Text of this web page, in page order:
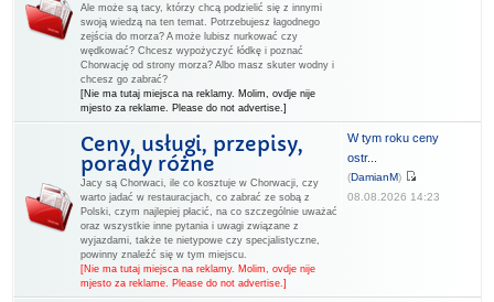
Ale może są tacy, którzy chcą podzielić się z innymi
swoją wiedzą na ten temat. Potrzebujesz łagodnego
zejścia do morza? A może lubisz nurkować czy
wędkować? Chcesz wypożyczyć łódkę i poznać
Chorwację od strony morza? Albo masz skuter wodny i
chcesz go zabrać?
[Nie ma tutaj miejsca na reklamy. Molim, ovdje nije
mjesto za reklame. Please do not advertise.]
Ceny, usługi, przepisy,
porady różne
Jacy są Chorwaci, ile co kosztuje w Chorwacji, czy
warto jadać w restauracjach, co zabrać ze sobą z
Polski, czym najlepiej płacić, na co szczególnie uważać
oraz wszystkie inne pytania i uwagi związane z
wyjazdami, także te nietypowe czy specjalistyczne,
powinny znaleźć się w tym miejscu.
[Nie ma tutaj miejsca na reklamy. Molim, ovdje nije
mjesto za reklame. Please do not advertise.]
W tym roku ceny
ostr...
(DamianM)
08.08.2026 14:23